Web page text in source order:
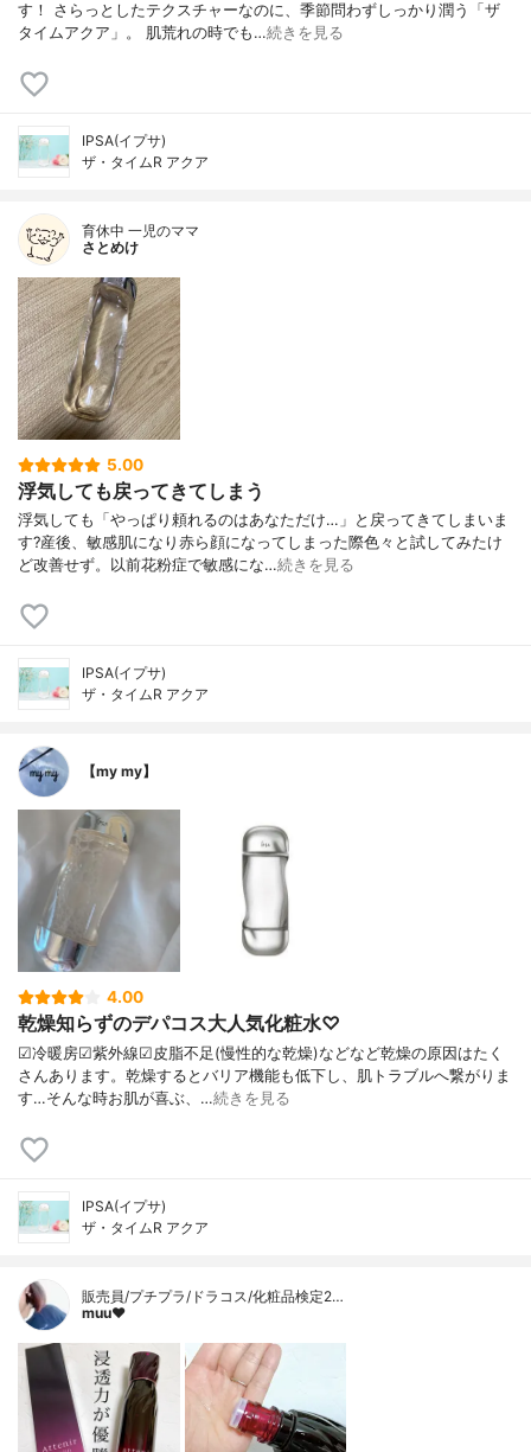
す！ さらっとしたテクスチャーなのに、季節問わずしっかり潤う「ザ
タイムアクア」。 肌荒れの時でも…続きを見る
IPSA(イプサ)
ザ・タイムR アクア
育休中 一児のママ
さとめけ
5.00
浮気しても戻ってきてしまう
浮気しても「やっぱり頼れるのはあなただけ…」と戻ってきてしまいま
す?産後、敏感肌になり赤ら顔になってしまった際色々と試してみたけ
ど改善せず。以前花粉症で敏感にな…続きを見る
IPSA(イプサ)
ザ・タイムR アクア
【my my】
4.00
乾燥知らずのデパコス大人気化粧水♡
☑︎冷暖房☑︎紫外線☑︎皮脂不足(慢性的な乾燥)などなど乾燥の原因はたく
さんあります。乾燥するとバリア機能も低下し、肌トラブルへ繋がりま
す…そんな時お肌が喜ぶ、…続きを見る
IPSA(イプサ)
ザ・タイムR アクア
販売員/プチプラ/ドラコス/化粧品検定2…
muu❤︎